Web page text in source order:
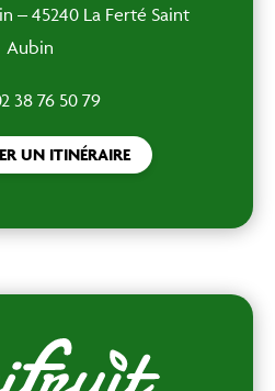
– 45240 La Ferté Saint
Aubin
38 76 50 79
UN ITINÉRAIRE